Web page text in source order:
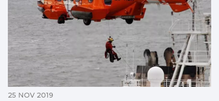
25 NOV 2019